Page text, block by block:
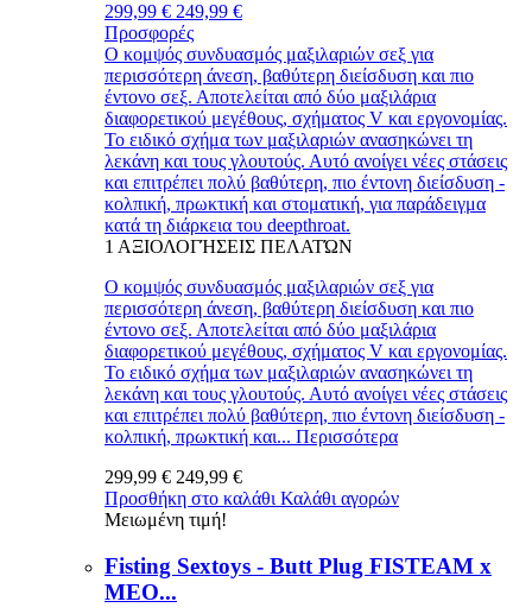
299,99 € 249,99 €
Προσφορές
Ο κομψός συνδυασμός μαξιλαριών σεξ για
περισσότερη άνεση, βαθύτερη διείσδυση και πιο
έντονο σεξ. Αποτελείται από δύο μαξιλάρια
διαφορετικού μεγέθους, σχήματος V και εργονομίας.
Το ειδικό σχήμα των μαξιλαριών ανασηκώνει τη
λεκάνη και τους γλουτούς. Αυτό ανοίγει νέες στάσεις
και επιτρέπει πολύ βαθύτερη, πιο έντονη διείσδυση -
κολπική, πρωκτική και στοματική, για παράδειγμα
κατά τη διάρκεια του deepthroat.
1 ΑΞΙΟΛΟΓΉΣΕΙΣ ΠΕΛΑΤΏΝ
Ο κομψός συνδυασμός μαξιλαριών σεξ για
περισσότερη άνεση, βαθύτερη διείσδυση και πιο
έντονο σεξ. Αποτελείται από δύο μαξιλάρια
διαφορετικού μεγέθους, σχήματος V και εργονομίας.
Το ειδικό σχήμα των μαξιλαριών ανασηκώνει τη
λεκάνη και τους γλουτούς. Αυτό ανοίγει νέες στάσεις
και επιτρέπει πολύ βαθύτερη, πιο έντονη διείσδυση -
κολπική, πρωκτική και... Περισσότερα
299,99 € 249,99 €
Προσθήκη στο καλάθι Καλάθι αγορών
Μειωμένη τιμή!
Fisting Sextoys - Butt Plug FISTEAM x
MEO...